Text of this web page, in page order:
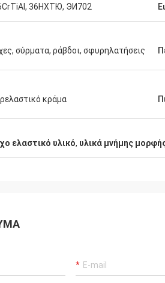
3 έτη,
36HXTЮ, ЭИ702
σύρματα, ράβδοι, σφυρηλατήσεις
κράμα
ελαστικό υλικό, υλικά μνήμης